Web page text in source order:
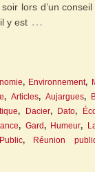
lors d’un
y est …
, Environnement,
,Articles, Aujargues,
, Dacier, Dato,
, Gard, Humeur,
Public, Réunion